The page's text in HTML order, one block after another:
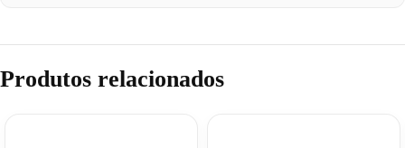
Produtos relacionados